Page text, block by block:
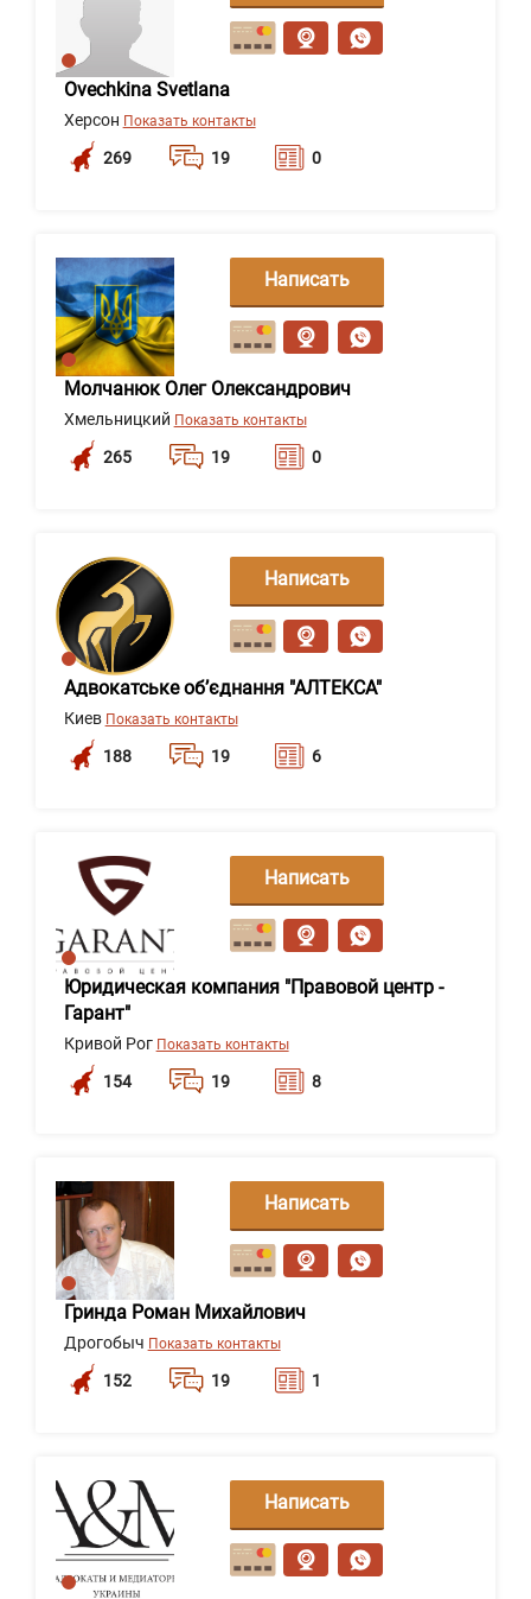
Ovechkina Svetlana
Херсон Показать контакты
269 19 0
сообщение
Молчанюк Олег Олександрович
Хмельницкий Показать контакты
265 19 0
Написать
сообщение
Адвокатське об’єднання "АЛТЕКСА"
Киев Показать контакты
188 19 6
Написать
сообщение
Юридическая компания "Правовой центр -
Гарант"
Кривой Рог Показать контакты
154 19 8
Написать
сообщение
Гринда Роман Михайлович
Дрогобыч Показать контакты
152 19 1
Написать
сообщение
Написать
сообщение